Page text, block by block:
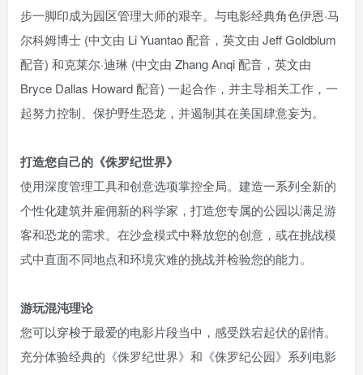
步一脚印成为园区管理大师的艰辛。与电影经典角色伊恩·马
尔科姆博士 (中文由 Li Yuantao 配音，英文由 Jeff Goldblum
配音) 和克莱尔·迪琳 (中文由 Zhang Anqi 配音，英文由
Bryce Dallas Howard 配音) 一起合作，并主导相关工作，一
起努力控制、保护野生恐龙，并遏制其在美国肆意妄为。
打造您自己的《侏罗纪世界》
使用深度管理工具和创意选项掌控全局。建造一系列全新的
个性化建筑并雇佣新的科学家，打造您专属的公园以满足游
客和恐龙的需求。在沙盒模式中释放您的创意，或在挑战模
式中直面不同地点和环境灾难的挑战并检验您的能力。
游玩混沌理论
您可以穿梭于最爱的电影片段当中，感受跌宕起伏的剧情。
充分体验经典的《侏罗纪世界》和《侏罗纪公园》系列电影